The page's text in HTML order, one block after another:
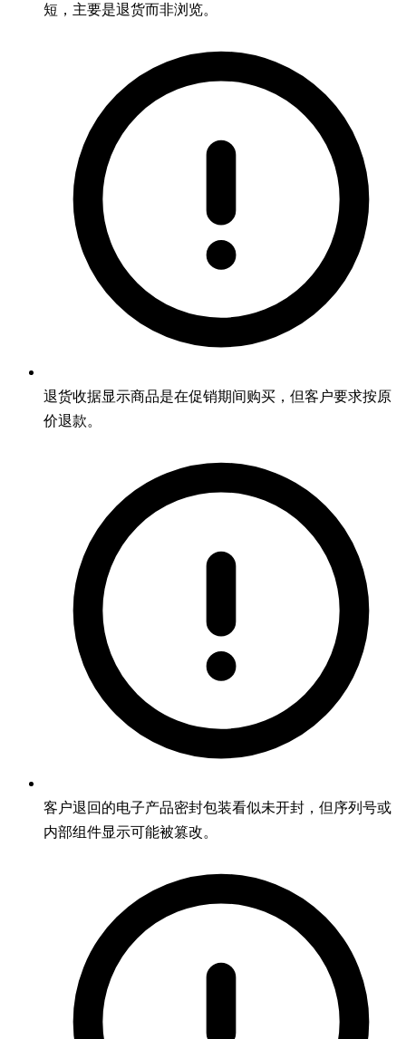
短，主要是退货而非浏览。
退货收据显示商品是在促销期间购买，但客户要求按原
价退款。
客户退回的电子产品密封包装看似未开封，但序列号或
内部组件显示可能被篡改。